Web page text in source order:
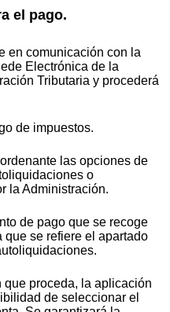
el pago.
en comunicación con la
Electrónica de la
Tributaria y procederá
de impuestos.
las opciones de
o
la Administración.
de pago que se recoge
que se refiere el apartado
proceda, la aplicación
de seleccionar el